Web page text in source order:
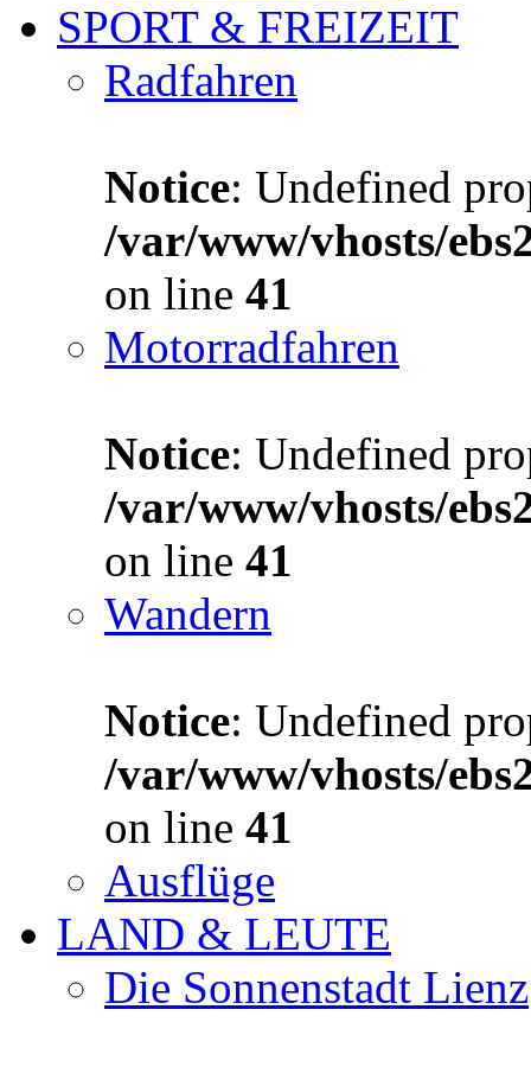
SPORT & FREIZEIT
Radfahren
Notice: Undefined
/var/www/vhosts/
on line 41
Motorradfahren
Notice: Undefined
/var/www/vhosts/
on line 41
Wandern
Notice: Undefined
/var/www/vhosts/
on line 41
Ausflüge
LAND & LEUTE
Die Sonnenstadt Lienz